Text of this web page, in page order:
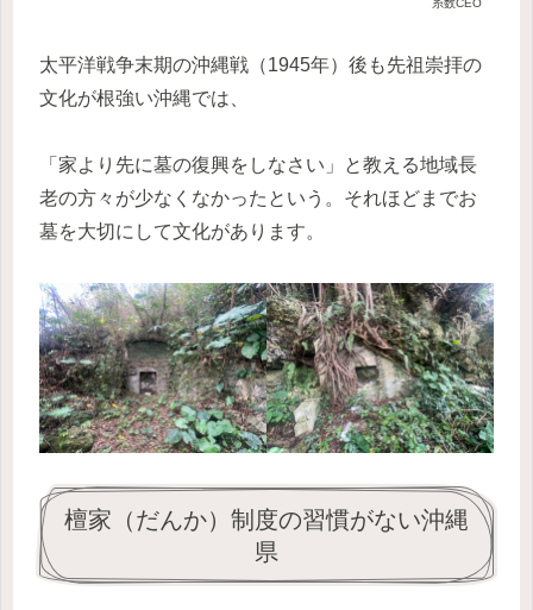
糸数CEO
太平洋戦争末期の沖縄戦（1945年）後も先祖崇拝の
文化が根強い沖縄では、
「 家より先に墓の復興をしなさい 」と教える地域長
老の方々が少なくなかったという。それほどまでお
墓を大切にして文化があります。
檀家（だんか）制度の習慣がない沖縄
県